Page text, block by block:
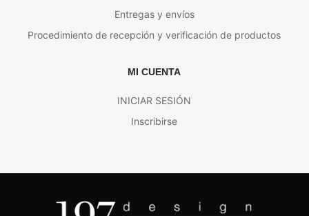
Entregas y envíos
Procedimiento de recepción y verificación de productos
MI CUENTA
INICIAR SESIÓN
Inscribirse